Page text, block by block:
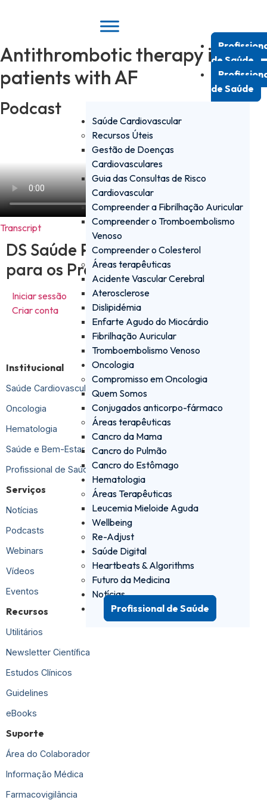
conteúdo
de Saúde
de Saúde
Saúde Cardiovascular
Recursos Úteis
Gestão de Doenças
Cardiovasculares
Guia das Consultas de Risco
Cardiovascular
Compreender a Fibrilhação Auricular
Compreender o Tromboembolismo
Venoso
Compreender o Colesterol
Áreas terapêuticas
Acidente Vascular Cerebral
Aterosclerose
Dislipidémia
Enfarte Agudo do Miocárdio
Fibrilhação Auricular
Tromboembolismo Venoso
Oncologia
Compromisso em Oncologia
Quem Somos
Conjugados anticorpo-fármaco
Áreas terapêuticas
Cancro da Mama
Cancro do Pulmão
Cancro do Estômago
Hematologia
Áreas Terapêuticas
Leucemia Mieloide Aguda
Wellbeing
Re-Adjust
Saúde Digital
Heartbeats & Algorithms
Futuro da Medicina
Notícias
Profissional de Saúde
Antithrombotic therapy in
patients with AF
Podcast
Transcript
DS Saúde PRO - a plataforma
para os Profissionais de Saúde
Iniciar sessão
Criar conta
Institucional
Saúde Cardiovascular
Oncologia
Hematologia
Saúde e Bem-Estar
Profissional de Saúde
Serviços
Notícias
Podcasts
Webinars
Vídeos
Eventos
Recursos
Utilitários
Newsletter Científica
Estudos Clínicos
Guidelines
eBooks
Suporte
Área do Colaborador
Informação Médica
Farmacovigilância